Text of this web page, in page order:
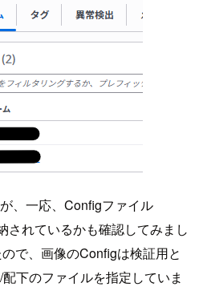
、一応、Configファイル
されているかも確認してみまし
で、画像のConfigは検証用と
下のファイルを指定していま